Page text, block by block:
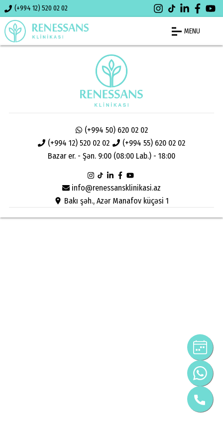
(+994 12) 520 02 02
MENU
info@renessansklinikasi.az
Bakı şəh., Azər Manafov küçəsi 1
(+994 12) 520 02 02 (+994 55) 620 02 02
(+994 50) 620 02 02
Bazar er. - Şən. 9:00 (08:00 Lab.) - 18:00